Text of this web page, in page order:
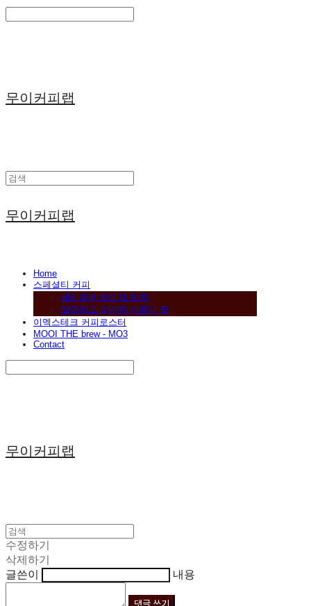
무이커피랩
무이커피랩
Home
스페셜티 커피
베리류와 와인의 향미
깔끔하고 구수한 누룽지 맛
이멕스테크 커피로스터
MOOI THE brew - MO3
Contact
무이커피랩
수정하기
삭제하기
글쓴이
내용